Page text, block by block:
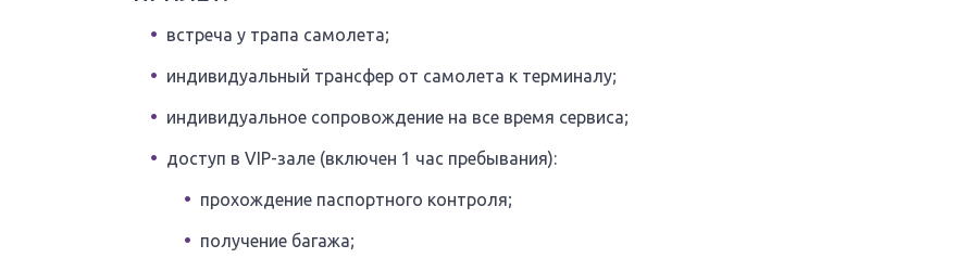
встреча у трапа самолета;
индивидуальный трансфер от самолета к терминалу;
индивидуальное сопровождение на все время сервиса;
доступ в VIP-зале (включен 1 час пребывания):
прохождение паспортного контроля;
получение багажа;